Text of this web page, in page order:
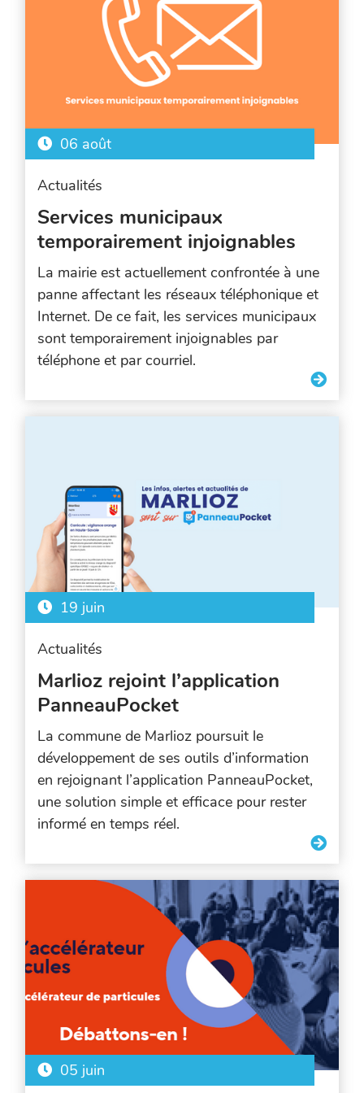
recherche
06 août
Actualités
Services municipaux
temporairement injoignables
La mairie est actuellement confrontée à une
panne affectant les réseaux téléphonique et
Internet. De ce fait, les services municipaux
sont temporairement injoignables par
téléphone et par courriel.
19 juin
Actualités
Marlioz rejoint l’application
PanneauPocket
La commune de Marlioz poursuit le
développement de ses outils d’information
en rejoignant l’application PanneauPocket,
une solution simple et efficace pour rester
informé en temps réel.
05 juin